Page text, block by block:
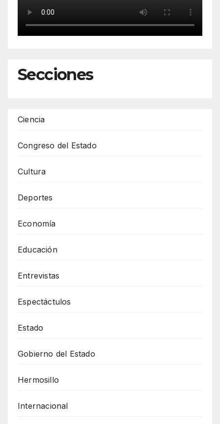
Secciones
Ciencia
Congreso del Estado
Cultura
Deportes
Economía
Educación
Entrevistas
Espectáctulos
Estado
Gobierno del Estado
Hermosillo
Internacional